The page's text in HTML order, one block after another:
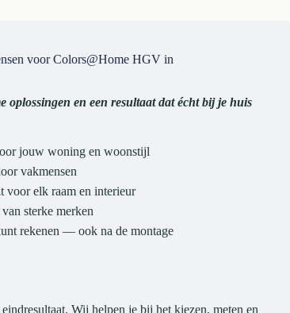
voor Colors@Home HGV in
oplossingen en een resultaat dat écht bij je huis
jouw woning en woonstijl
vakmensen
voor elk raam en interieur
sterke merken
rekenen — ook na de montage
Wij helpen je bij het kiezen, meten en